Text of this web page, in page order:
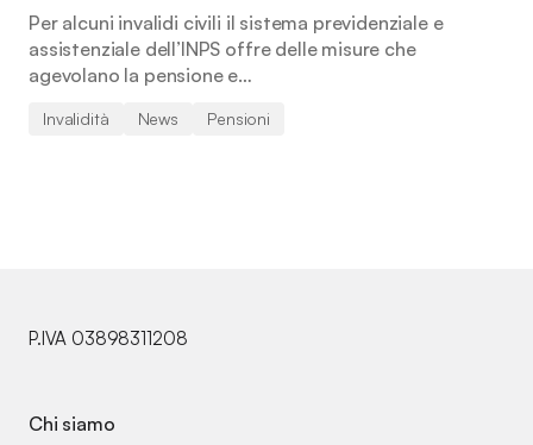
Per alcuni invalidi civili il sistema previdenziale e
assistenziale dell’INPS offre delle misure che
agevolano la pensione e…
Invalidità News Pensioni
P.IVA 03898311208
Chi siamo